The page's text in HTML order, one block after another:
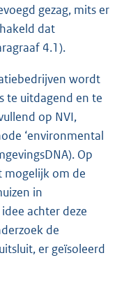
gezag, mits er
dat
4.1).
wordt
te uitdagend en te
op NVI,
‘environmental
Op
mogelijk om de
in
achter deze
de
er geïsoleerd